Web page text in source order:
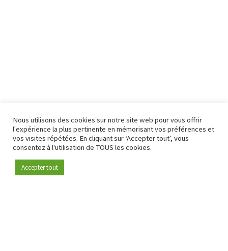
Devenez membre
Nous utilisons des cookies sur notre site web pour vous offrir
l'expérience la plus pertinente en mémorisant vos préférences et
vos visites répétées. En cliquant sur ‘Accepter tout’, vous
consentez à l'utilisation de TOUS les cookies.
Accepter tout